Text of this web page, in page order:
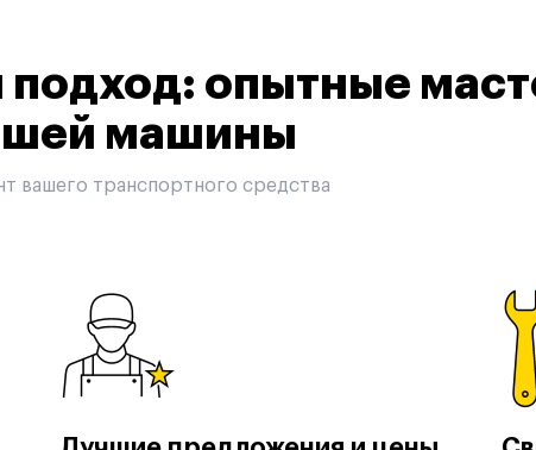
опытные
машины
вашего транспортного средства